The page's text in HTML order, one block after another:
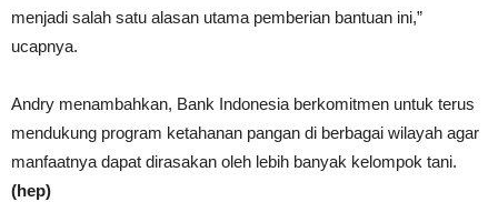
menjadi salah satu alasan utama pemberian bantuan ini,”
ucapnya.
Andry menambahkan, Bank Indonesia berkomitmen untuk terus
mendukung program ketahanan pangan di berbagai wilayah agar
manfaatnya dapat dirasakan oleh lebih banyak kelompok tani.
(hep)